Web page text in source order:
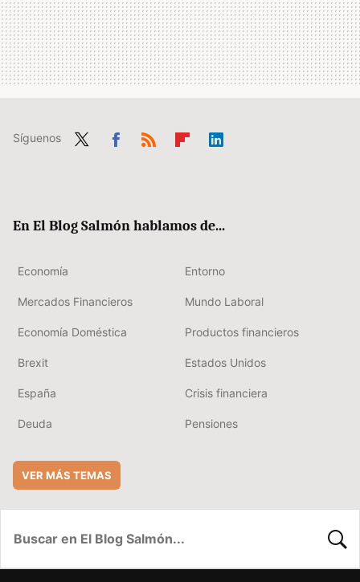
Síguenos
En El Blog Salmón hablamos de...
Economía Entorno
Mercados Financieros Mundo Laboral
Economía Doméstica Productos financieros
Brexit Estados Unidos
España Crisis financiera
Deuda Pensiones
VER MÁS TEMAS